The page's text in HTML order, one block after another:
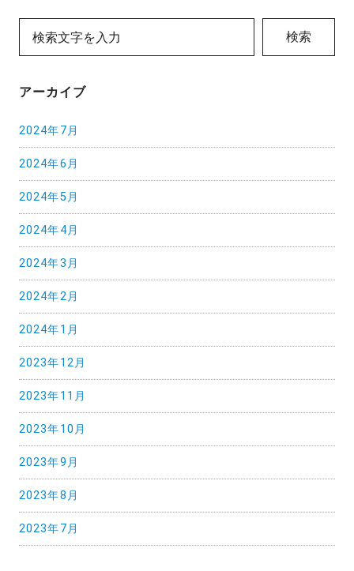
検索
アーカイブ
2024年7月
2024年6月
2024年5月
2024年4月
2024年3月
2024年2月
2024年1月
2023年12月
2023年11月
2023年10月
2023年9月
2023年8月
2023年7月